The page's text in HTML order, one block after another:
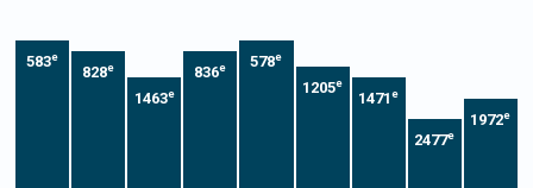
583e
828e
1463e
836e 578e
1205e
1471e
2477e
1972e